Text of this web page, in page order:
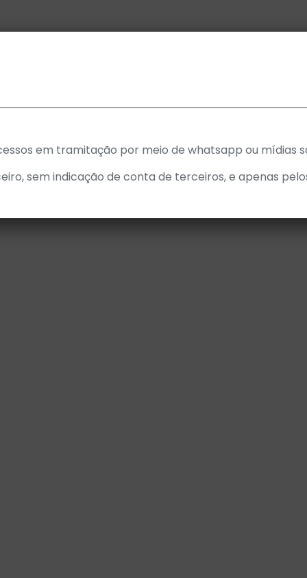
em tramitação por meio de whatsapp ou mídias
sem indicação de conta de terceiros, e apenas